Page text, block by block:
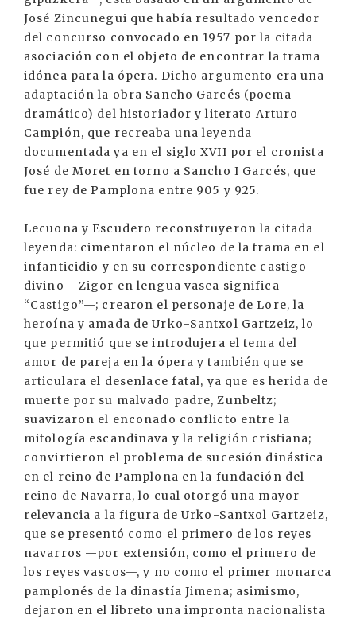
José Zincunegui que había resultado vencedor
del concurso convocado en 1957 por la citada
asociación con el objeto de encontrar la trama
idónea para la ópera. Dicho argumento era una
adaptación la obra Sancho Garcés (poema
dramático) del historiador y literato Arturo
Campión, que recreaba una leyenda
documentada ya en el siglo XVII por el cronista
José de Moret en torno a Sancho I Garcés, que
fue rey de Pamplona entre 905 y 925.
Lecuona y Escudero reconstruyeron la citada
leyenda: cimentaron el núcleo de la trama en el
infanticidio y en su correspondiente castigo
divino —Zigor en lengua vasca significa
“Castigo”—; crearon el personaje de Lore, la
heroína y amada de Urko-Santxol Gartzeiz, lo
que permitió que se introdujera el tema del
amor de pareja en la ópera y también que se
articulara el desenlace fatal, ya que es herida de
muerte por su malvado padre, Zunbeltz;
suavizaron el enconado conflicto entre la
mitología escandinava y la religión cristiana;
convirtieron el problema de sucesión dinástica
en el reino de Pamplona en la fundación del
reino de Navarra, lo cual otorgó una mayor
relevancia a la figura de Urko-Santxol Gartzeiz,
que se presentó como el primero de los reyes
navarros —por extensión, como el primero de
los reyes vascos—, y no como el primer monarca
pamplonés de la dinastía Jimena; asimismo,
dejaron en el libreto una impronta nacionalista